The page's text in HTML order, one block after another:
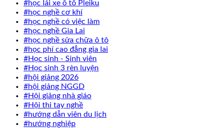
#học lái xe ô tô Pleiku
#học nghề cơ khí
#học nghề có việc làm
#học nghề Gia Lai
#học nghề sửa chữa ô tô
#học phí cao đẳng gia lai
#Học sinh - Sinh viên
#Học sinh 3 rèn luyện
#hội giảng 2026
#hội giảng NGGD
#Hội giảng nhà giáo
#Hội thi tay nghề
#hướng dẫn viên du lịch
#hướng nghiệp